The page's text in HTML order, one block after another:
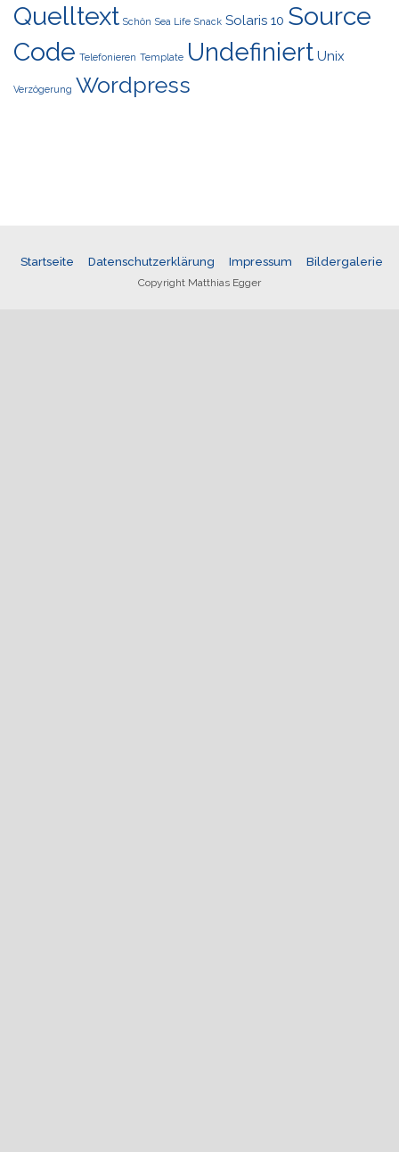
Quelltext Schön Sea Life Snack Solaris 10 Source
Code Telefonieren Template Undefiniert Unix
Verzögerung Wordpress
Startseite Datenschutzerklärung Impressum Bildergalerie
Copyright Matthias Egger